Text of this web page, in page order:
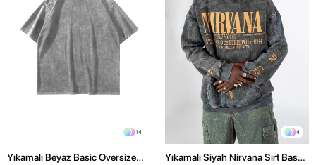
14
Yıkamalı Beyaz Basic Oversize
4
Yıkamalı Siyah Nirvana Sırt Baskılı